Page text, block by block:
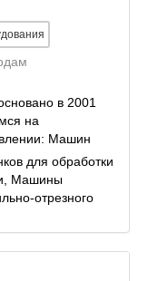
кг.
–
д...
в 2001
на
Машин
стыковой
плазменной
для обработки
Машины
отрезного